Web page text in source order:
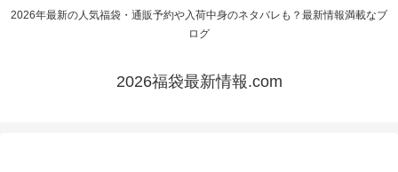
2026年最新の人気福袋・通販予約や入荷中身のネタバレも？最新情報満載なブ
ログ
2026福袋最新情報.com